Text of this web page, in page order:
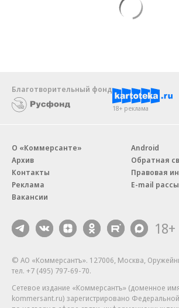
Благотворительный фонд
18+ реклама
О «Коммерсанте»
Архив
Контакты
Реклама
Вакансии
Android
Обратная
Правовая
E-mail
18+
© АО «Коммерсантъ». 127006, Москва,
тел. +7 (495) 797-69-70.
Сетевое издание «Коммерсантъ» (доменное
kommersant.ru) зарегистрировано